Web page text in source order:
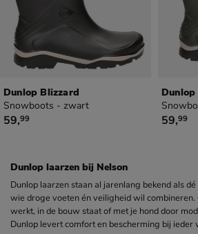
Dunlop Blizzard
Snowboots - zwart
€ 59,99
59,99 € 59,99
59,99
Dunlop laarzen bij Nelson
Dunlop laarzen staan al jarenlang bekend als
wie droge voeten én veiligheid wil combineren.
werkt, in de bouw staat of met je hond door
Dunlop levert comfort en bescherming bij ieder